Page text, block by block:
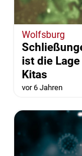
Wolfsburg
ist die
Kitas
vor 6 Jahren